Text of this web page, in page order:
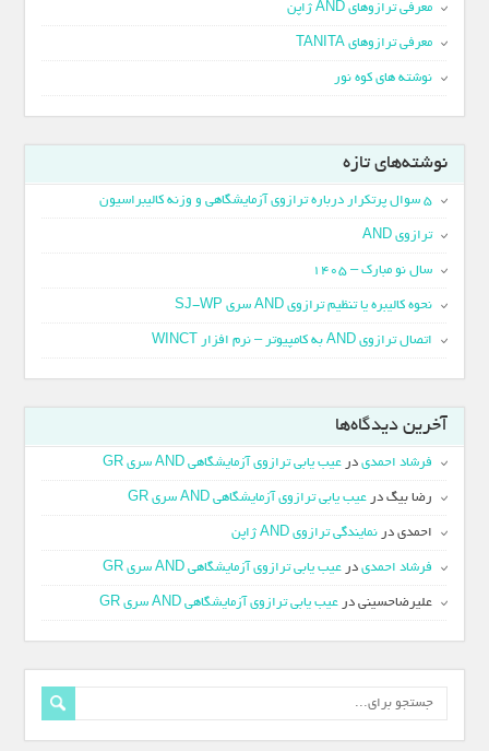
معرفی ترازوهای AND ژاپن
معرفی ترازوهای TANITA
نوشته های کوه نور
نوشته‌های تازه
5 سوال پرتکرار درباره ترازوی آزمایشگاهی و وزنه کالیبراسیون
ترازوی AND
سال نو مبارک – 1405
نحوه کالیبره یا تنظیم ترازوی AND سری SJ-WP
اتصال ترازوی AND به کامپیوتر – نرم افزار WINCT
آخرین دیدگاه‌ها
فرشاد احمدی درعیب یابی ترازوی آزمایشگاهی AND سری GR
رضا بیگ درعیب یابی ترازوی آزمایشگاهی AND سری GR
احمدی درنمایندگی ترازوی AND ژاپن
فرشاد احمدی درعیب یابی ترازوی آزمایشگاهی AND سری GR
علیرضاحسینی درعیب یابی ترازوی آزمایشگاهی AND سری GR